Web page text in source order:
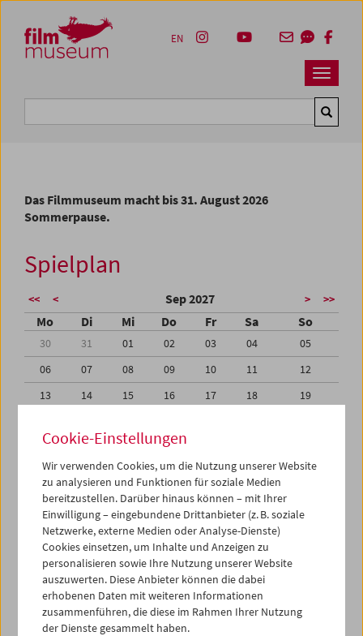
Zum Inhalt
Zum Hauptmenü
Zur Servicenavigation
Zum Suche
Navbar
EN
Das Filmmuseum macht bis 31. August 2026
Sommerpause.
Spielplan
<< < Sep 2027 > >>
Mo Di Mi Do Fr Sa So
30 31 01 02 03 04
05
06
07 08 09 10 11
12
13
14 15 16 17 18
19
27
28 29 30
04
05 06 07 08 09 10
iCalender
Programmheft-PDF
English language or subtitles
Cookie-Einstellungen
Wir verwenden Cookies, um die Nutzung unserer Website
zu analysieren und Funktionen für soziale Medien
bereitzustellen. Darüber hinaus können – mit Ihrer
Einwilligung – eingebundene Drittanbieter (z. B. soziale
Netzwerke, externe Medien oder Analyse-Dienste)
Cookies einsetzen, um Inhalte und Anzeigen zu
personalisieren sowie Ihre Nutzung unserer Website
auszuwerten. Diese Anbieter können die dabei
erhobenen Daten mit weiteren Informationen
zusammenführen, die diese im Rahmen Ihrer Nutzung
der Dienste gesammelt haben.